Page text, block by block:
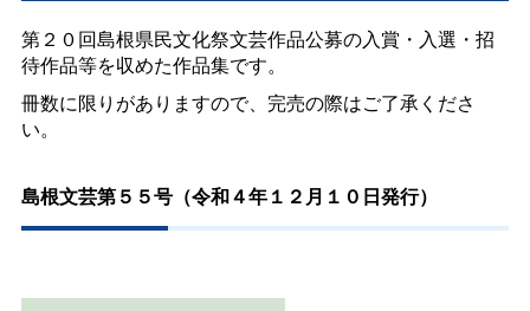
第２０回島根県民文化祭文芸作品公募の入賞・入選・招
待作品等を収めた作品集です。
冊数に限りがありますので、完売の際はご了承くださ
い。
島根文芸第５５号（令和４年１２月１０日発行）